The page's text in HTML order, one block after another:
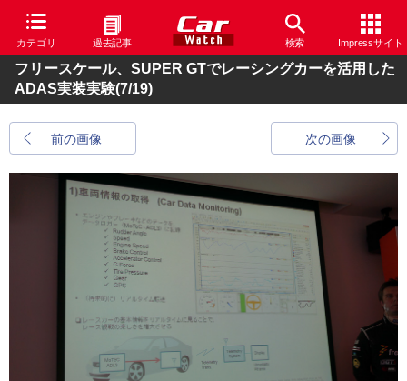
カテゴリ 過去記事 検索 Impressサイト
フリースケール、SUPER GTでレーシングカーを活用した
ADAS実装実験(7/19)
前の画像 次の画像